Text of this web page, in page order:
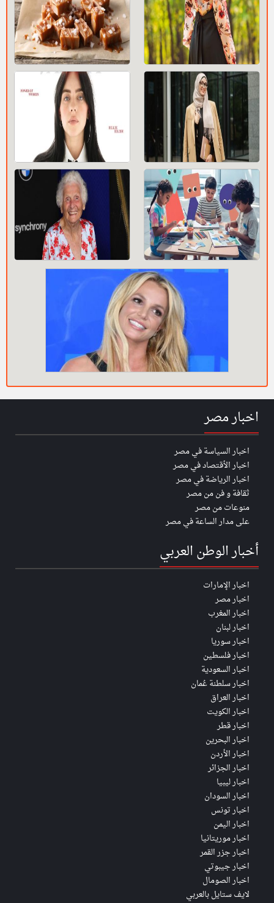
اخبار مصر
اخبار السياسة في مصر
اخبار الأقتصاد في مصر
اخبار الرياضة في مصر
ثقافة و فن من مصر
منوعات من مصر
على مدار الساعة في مصر
أخبار الوطن العربي
اخبار الإمارات
اخبار مصر
اخبار المغرب
اخبار لبنان
اخبار سوريا
اخبار فلسطين
اخبار السعودية
اخبار سلطنة عُمان
اخبار العراق
اخبار الكويت
اخبار قطر
اخبار البحرين
اخبار الأردن
اخبار الجزائر
اخبار ليبيا
اخبار السودان
اخبار تونس
اخبار اليمن
اخبار موريتانيا
اخبار جزر القمر
اخبار جيبوتي
اخبار الصومال
لايف ستايل بالعربي